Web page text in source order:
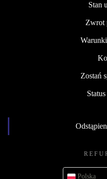
Stan
Zwrot
Zostań
Polska